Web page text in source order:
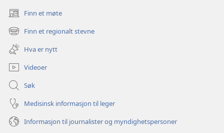
Finn et møte
(åpner
nytt
vindu)
Finn et regionalt stevne
(åpner
nytt
vindu)
Hva er nytt
Videoer
Søk
Medisinsk informasjon til leger
Informasjon til journalister og myndighetspersoner